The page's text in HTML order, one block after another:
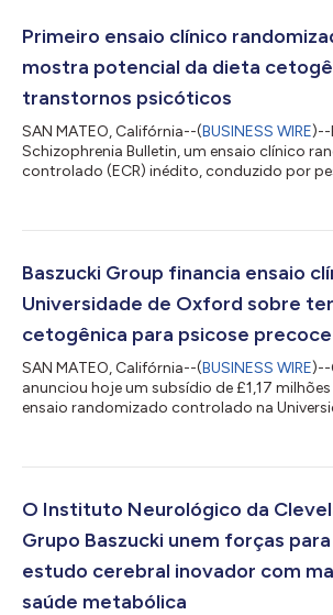
Primeiro ensaio clínico
mostra potencial da dieta
transtornos psicóticos
SAN MATEO, Califórnia--(BUSINESS WIRE)--
Schizophrenia Bulletin, um ensaio clínico
controlado (ECR) inédito, conduzido por
contribui para a crescente literatura sobre
psicóticos. O estudo, que recrutou
transtornos do espectro da esquizofrenia o...
Baszucki Group financia ensaio
Universidade de Oxford sobre
cetogênica para psicose precoce
SAN MATEO, Califórnia--(BUSINESS WIRE)--
anunciou hoje um subsídio de £1,17
ensaio randomizado controlado na
psicose (RCE-P). Os pesquisadores
pacientes. Esse projeto se desenvolve com
crescente corpo de pesquisas que s...
O Instituto Neurológico da
Grupo Baszucki unem forças
estudo cerebral inovador com
saúde metabólica